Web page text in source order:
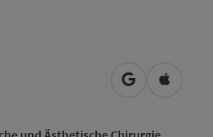
in Google
in